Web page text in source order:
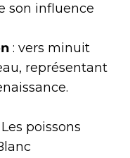
son influence
: vers minuit
représentant
Les poissons